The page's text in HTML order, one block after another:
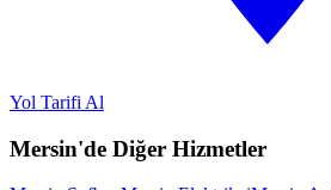
Yol Tarifi Al
Mersin'de Diğer Hizmetler